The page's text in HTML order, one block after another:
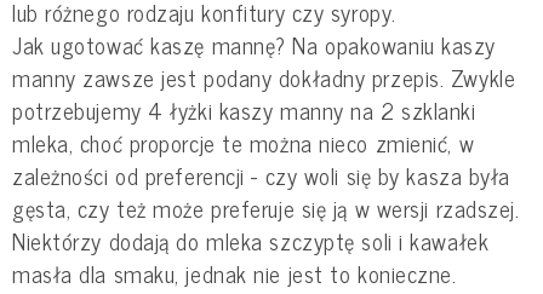
lub różnego rodzaju konfitury czy syropy.
Jak ugotować kaszę mannę? Na opakowaniu kaszy
manny zawsze jest podany dokładny przepis. Zwykle
potrzebujemy 4 łyżki kaszy manny na 2 szklanki
mleka, choć proporcje te można nieco zmienić, w
zależności od preferencji - czy woli się by kasza była
gęsta, czy też może preferuje się ją w wersji rzadszej.
Niektórzy dodają do mleka szczyptę soli i kawałek
masła dla smaku, jednak nie jest to konieczne.